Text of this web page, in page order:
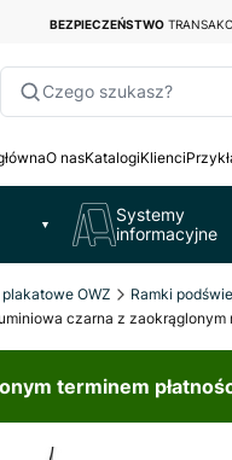
BEZPIECZEŃSTWO
Czego szukasz?
O nasKatalogiKlienci
▼
Systemy
informacyjne
plakatowe OWZ Ramki
czarna z
terminem